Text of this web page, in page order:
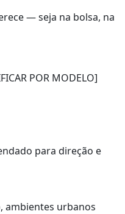
— seja na bolsa, na
POR MODELO]
para direção e
ambientes urbanos